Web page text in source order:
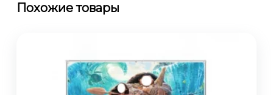
Похожие товары